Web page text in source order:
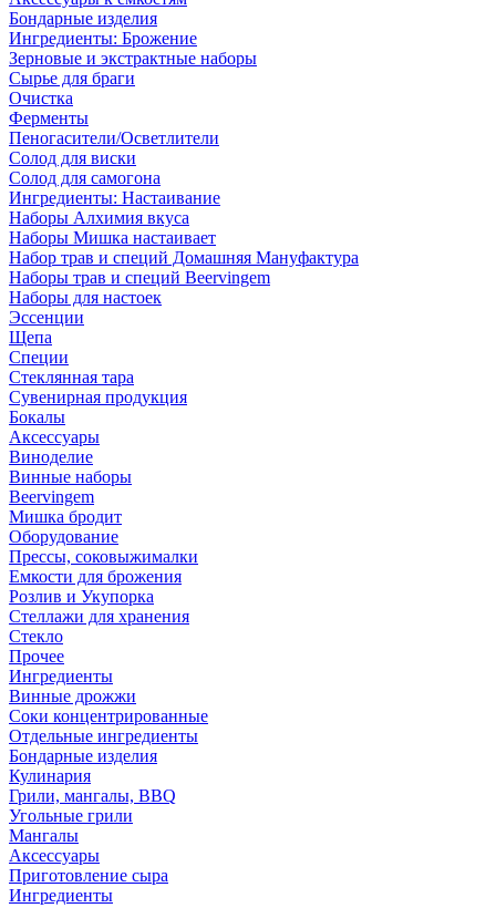
Бондарные изделия
Ингредиенты: Брожение
Зерновые и экстрактные наборы
Сырье для браги
Очистка
Ферменты
Пеногасители/Осветлители
Солод для виски
Солод для самогона
Ингредиенты: Настаивание
Наборы Алхимия вкуса
Наборы Мишка настаивает
Набор трав и специй Домашняя Мануфактура
Наборы трав и специй Beervingem
Наборы для настоек
Эссенции
Щепа
Специи
Стеклянная тара
Сувенирная продукция
Бокалы
Аксессуары
Виноделие
Винные наборы
Beervingem
Мишка бродит
Оборудование
Прессы, соковыжималки
Емкости для брожения
Розлив и Укупорка
Стеллажи для хранения
Стекло
Прочее
Ингредиенты
Винные дрожжи
Соки концентрированные
Отдельные ингредиенты
Бондарные изделия
Кулинария
Грили, мангалы, BBQ
Угольные грили
Мангалы
Аксессуары
Приготовление сыра
Ингредиенты